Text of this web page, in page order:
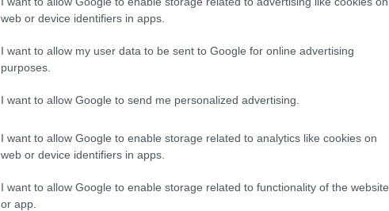
web or device identifiers in apps.
I want to allow my user data to be sent to Google for online advertising
purposes.
I want to allow Google to send me personalized advertising.
I want to allow Google to enable storage related to analytics like cookies on
web or device identifiers in apps.
I want to allow Google to enable storage related to functionality of the website
or app.